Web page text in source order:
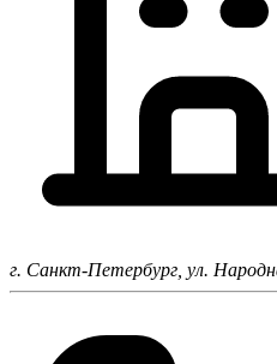
г. Санкт-Петербург, ул.